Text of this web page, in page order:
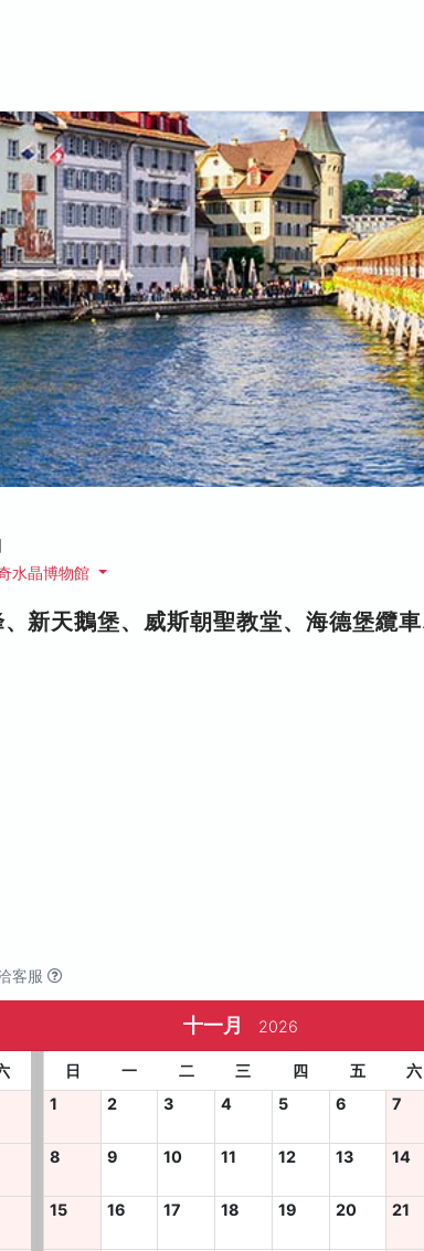
水晶博物館
新天鵝堡、威斯朝聖教堂、海德堡纜車
客服
十一月 2026
日 一 二 三 四 五
六
1
2 3 4 5 6 7
8 9 10 11 12 13 14
15 16 17 18 19 20 21